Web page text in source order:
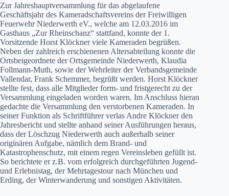
Zur Jahreshauptversammlung für das abgelaufene
Geschäftsjahr des Kameradschaftsvereins der Freiwilligen
Feuerwehr Niederwerth eV., welche am 12.03.2016 im
Gasthaus „Zur Rheinschanz“ stattfand, konnte der 1.
Vorsitzende Horst Klöckner viele Kameraden begrüßen.
Neben der zahlreich erschienenen Altersabteilung konnte die
Ortsbeigeordnete der Ortsgemeinde Niederwerth, Klaudia
Follmann-Muth, sowie der Wehrleiter der Verbandsgemeinde
Vallendar, Frank Schemmer, begrüßt werden. Horst Klöckner
stellte fest, dass alle Mitglieder form- und fristgerecht zu der
Versammlung eingeladen worden waren. Im Anschluss hieran
gedachte die Versammlung den verstorbenen Kameraden. In
seiner Funktion als Schriftführer verlas Andre Klöckner den
Jahresbericht und stellte anhand seiner Ausführungen heraus,
dass der Löschzug Niederwerth auch außerhalb seiner
originären Aufgabe, nämlich dem Brand- und
Katastrophenschutz, mit einem regen Vereinsleben gefüllt ist.
So berichtete er z.B. vom erfolgreich durchgeführten Jugend-
und Erlebnistag, der Mehrtagestour nach München und
Erding, der Winterwanderung und sonstigen Aktivitäten.